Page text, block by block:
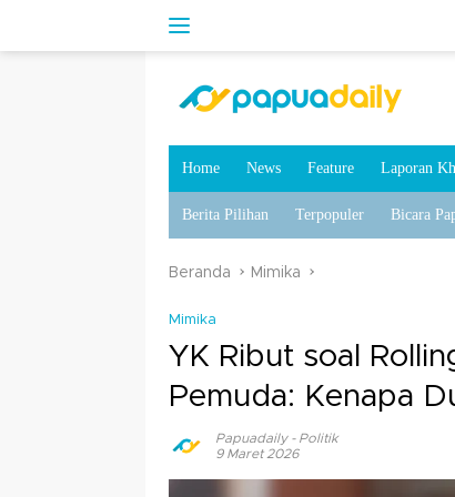
Home News Feature Laporan
Berita Pilihan Terpopuler Bicara
Beranda Mimika
Mimika
YK Ribut soal
Pemuda: Kenapa
Papuadaily- Politik
9 Maret 2026